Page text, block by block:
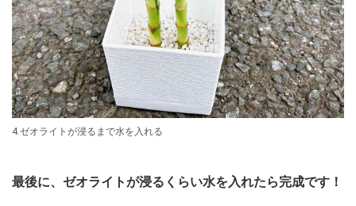
4.ゼオライトが浸るまで水を入れる
最後に、ゼオライトが浸るくらい水を入れたら完成です！